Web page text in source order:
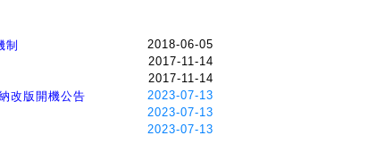
制
2018-06-05
2017-11-14
2017-11-14
改版開機公告
2023-07-13
2023-07-13
2023-07-13